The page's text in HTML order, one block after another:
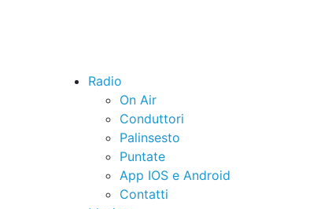
Radio
On Air
Conduttori
Palinsesto
Puntate
App IOS e Android
Contatti